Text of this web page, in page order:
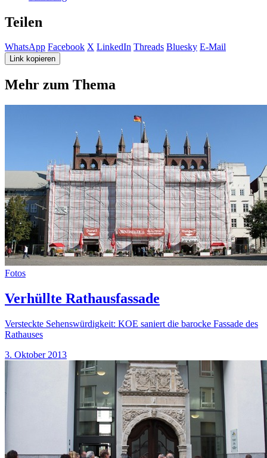
Teilen
WhatsApp Facebook X LinkedIn Threads Bluesky E-Mail
Link kopieren
Mehr zum Thema
Fotos
Verhüllte Rathausfassade
Versteckte Sehenswürdigkeit: KOE saniert die barocke Fassade des
Rathauses
3. Oktober 2013